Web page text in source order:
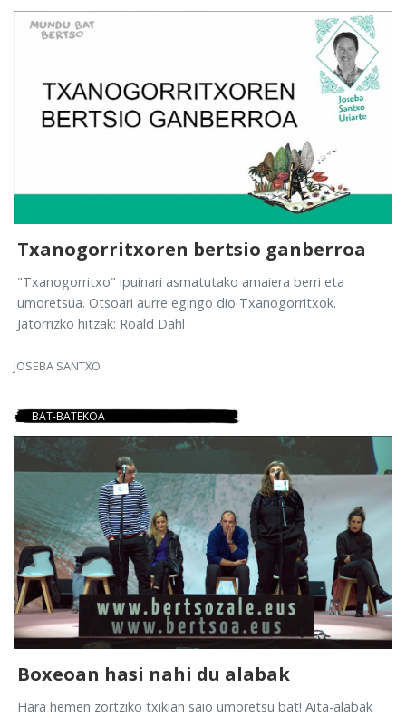
Txanogorritxoren bertsio ganberroa
"Txanogorritxo" ipuinari asmatutako amaiera berri eta
umoretsua. Otsoari aurre egingo dio Txanogorritxok.
Jatorrizko hitzak: Roald Dahl
JOSEBA SANTXO
BAT-BATEKOA
Boxeoan hasi nahi du alabak
Hara hemen zortziko txikian saio umoretsu bat! Aita-alabak